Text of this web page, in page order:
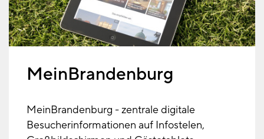
MeinBrandenburg
MeinBrandenburg - zentrale digitale
Besucherinformationen auf Infostelen,